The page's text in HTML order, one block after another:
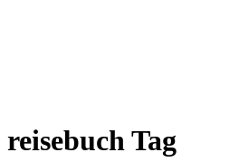
reisebuch Tag